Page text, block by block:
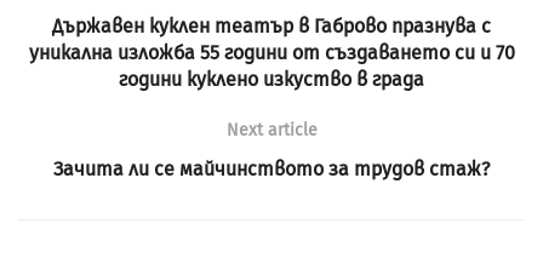
Държавен куклен театър в Габрово празнува с
уникална изложба 55 години от създаването си и 70
години куклено изкуство в града
Next article
Зачита ли се майчинството за трудов стаж?